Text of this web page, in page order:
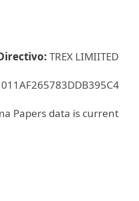
TREX LIMIITED
Papers data is current